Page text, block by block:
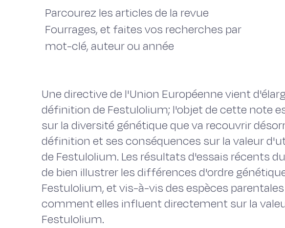
Parcourez les articles de la revue
Fourrages, et faites vos recherches par
mot-clé, auteur ou année
Une directive de l'Union Européenne vient
définition de Festulolium; l'objet de cette note
sur la diversité génétique que va recouvrir
définition et ses conséquences sur la valeur
de Festulolium. Les résultats d'essais récents
de bien illustrer les différences d'ordre
Festulolium, et vis-à-vis des espèces
comment elles influent directement sur la
Festulolium.